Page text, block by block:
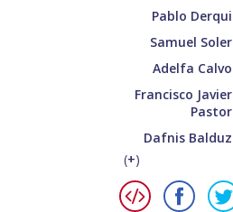
Pablo Derqui
Samuel Soler
Adelfa Calvo
Francisco Javier
Pastor
Dafnis Balduz
(+)